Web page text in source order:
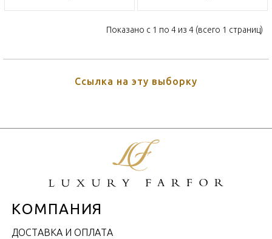
Показано с 1 по 4 из 4 (всего 1 страниц)
Ссылка на эту выборку
КОМПАНИЯ
ДОСТАВКА И ОПЛАТА